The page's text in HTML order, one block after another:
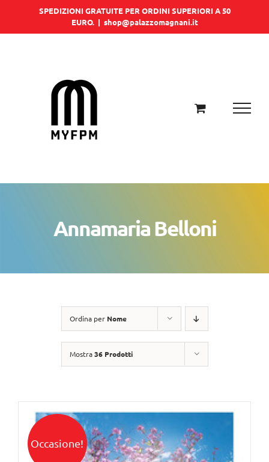
SPEDIZIONI GRATUITE PER ORDINI SUPERIORI A 50
EURO. | shop@palazzomagnani.it
Annamaria Belloni
Ordina per Nome
Mostra36 Prodotti
Occasione!